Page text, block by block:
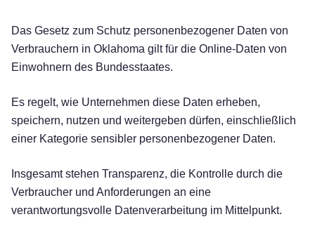
Das Gesetz zum Schutz personenbezogener Daten von
Verbrauchern in Oklahoma gilt für die Online-Daten von
Einwohnern des Bundesstaates.
Es regelt, wie Unternehmen diese Daten erheben,
speichern, nutzen und weitergeben dürfen, einschließlich
einer Kategorie sensibler personenbezogener Daten.
Insgesamt stehen Transparenz, die Kontrolle durch die
Verbraucher und Anforderungen an eine
verantwortungsvolle Datenverarbeitung im Mittelpunkt.